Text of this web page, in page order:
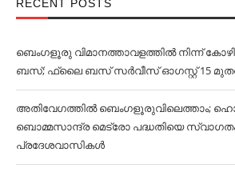
RECENT POSTS
ബെംഗളൂരു വിമാനത്താവളത്തില്‍ നിന്ന്
ബസ്; ഫ്ലൈ ബസ് സര്‍വീസ് ഓഗസ്റ്റ് 15
അതിവേഗത്തില്‍ ബെംഗളൂരുവിലെത്താം;
ബൊമ്മസാന്ദ്ര മെട്രോ പദ്ധതിയെ
പ്രദേശവാസികള്‍